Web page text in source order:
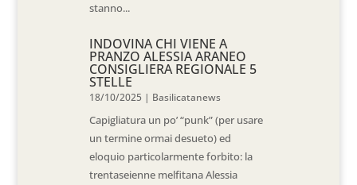
stanno...
INDOVINA CHI VIENE A
PRANZO ALESSIA ARANEO
CONSIGLIERA REGIONALE 5
STELLE
18/10/2025 | Basilicatanews
Capigliatura un po’ “punk” (per usare
un termine ormai desueto) ed
eloquio particolarmente forbito: la
trentaseienne melfitana Alessia